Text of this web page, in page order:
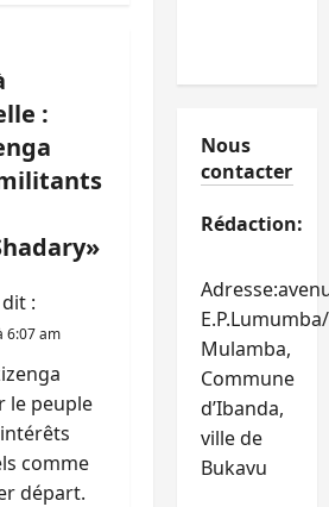
:
»
dit :
6:07 am
le peuple
comme
départ.
Nous
contacter
Rédaction:
Mulamba,
Commune
d’Ibanda,
ville de
Bukavu